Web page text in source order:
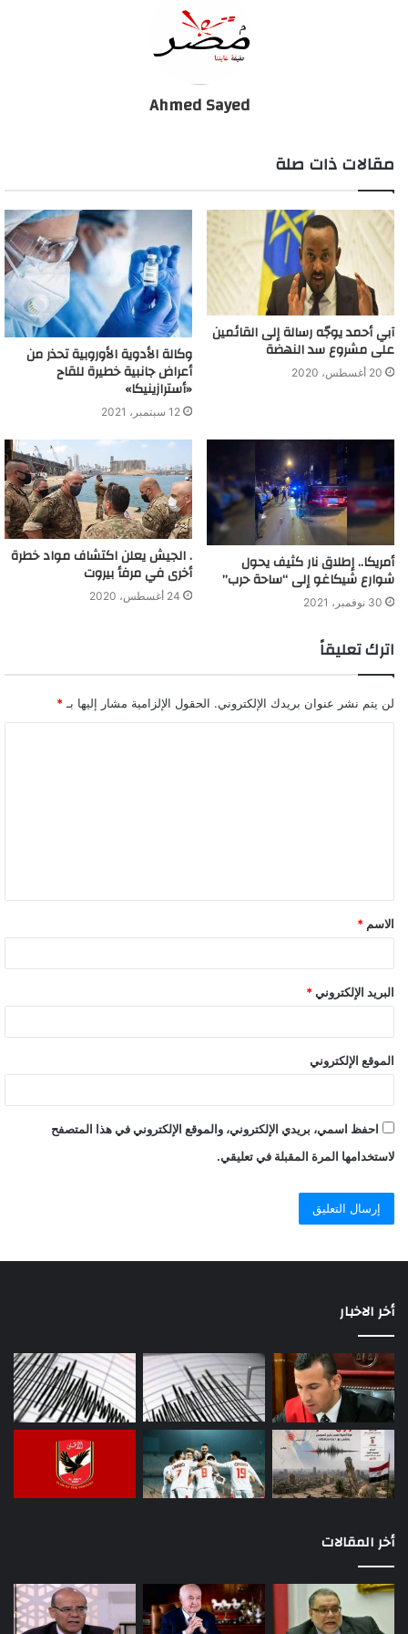
Ahmed Sayed
مقالات ذات صلة
آبي أحمد يوجّه رسالة إلى القائمين
على مشروع سد النهضة
20 أغسطس، 2020
وكالة الأدوية الأوروبية تحذر من
أعراض جانبية خطيرة للقاح
«أسترازينيكا»
12 سبتمبر، 2021
أمريكا.. إطلاق نار كثيف يحول
شوارع شيكاغو إلى “ساحة حرب”
30 نوفمبر، 2021
. الجيش يعلن اكتشاف مواد خطرة
أخرى في مرفأ بيروت
24 أغسطس، 2020
اترك تعليقاً
لن يتم نشر عنوان بريدك الإلكتروني. الحقول الإلزامية مشار إليها بـ *
الاسم *
البريد الإلكتروني *
الموقع الإلكتروني
احفظ اسمي، بريدي الإلكتروني، والموقع الإلكتروني في هذا المتصفح
لاستخدامها المرة المقبلة في تعليقي.
أخر الاخبار
أخر المقالات